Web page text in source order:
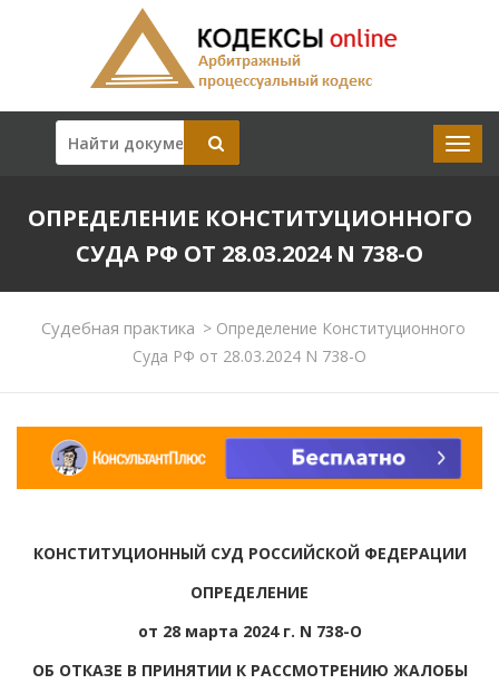
ОПРЕДЕЛЕНИЕ КОНСТИТУЦИОННОГО
СУДА РФ ОТ 28.03.2024 N 738-О
Судебная практика > Определение Конституционного
Суда РФ от 28.03.2024 N 738-О
КОНСТИТУЦИОННЫЙ СУД РОССИЙСКОЙ ФЕДЕРАЦИИ
ОПРЕДЕЛЕНИЕ
от 28 марта 2024 г. N 738-О
ОБ ОТКАЗЕ В ПРИНЯТИИ К РАССМОТРЕНИЮ ЖАЛОБЫ